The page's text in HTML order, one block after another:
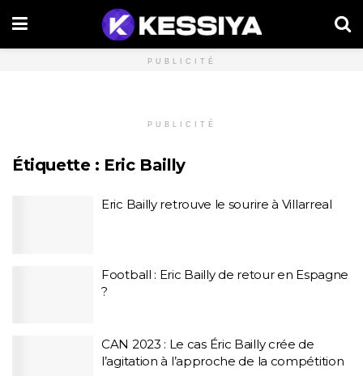
PUBLICITÉ
PUBLICITÉ
Étiquette : Eric Bailly
Eric Bailly retrouve le sourire à Villarreal
Football : Eric Bailly de retour en Espagne
?
CAN 2023 : Le cas Éric Bailly crée de
l’agitation à l’approche de la compétition